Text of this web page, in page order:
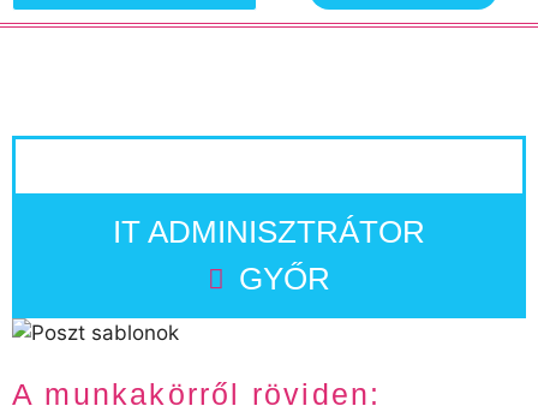
IT ADMINISZTRÁTOR
GYŐR
A munkakörről röviden: